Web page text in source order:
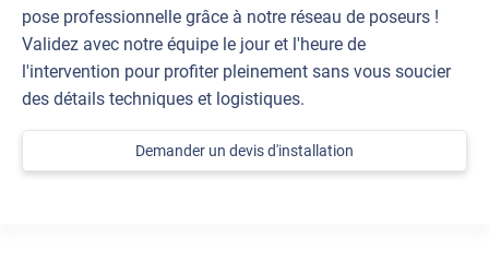
pose professionnelle grâce à notre réseau de poseurs !
Validez avec notre équipe le jour et l'heure de
l'intervention pour profiter pleinement sans vous soucier
des détails techniques et logistiques.
Demander un devis d'installation